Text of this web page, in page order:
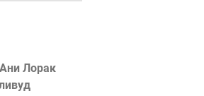
Ани Лорак